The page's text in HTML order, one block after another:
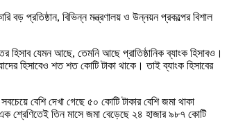
বড় প্রতিষ্ঠান, বিভিন্ন মন্ত্রণালয় ও উন্নয়ন প্রকল্পের বিশাল
হিসাব যেমন আছে, তেমনি আছে প্রাতিষ্ঠানিক ব্যাংক হিসাবও।
হিসাবেও শত শত কোটি টাকা থাকে। তাই ব্যাংক হিসাবের
বেশি দেখা গেছে ৫০ কোটি টাকার বেশি জমা থাকা
শ্রেণিতেই তিন মাসে জমা বেড়েছে ২৪ হাজার ৯৮৭ কোটি